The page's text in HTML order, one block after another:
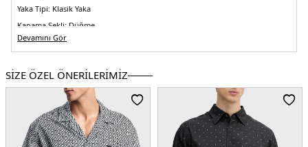
Yaka Tipi: Klasik Yaka
Kapama Şekli: Düğme
Kol Boyu:Uzun Kol
Menşei:Almanya
5DK1EM000099TE16993F9026.67
Devamını Gör
SİZE ÖZEL ÖNERİLERİMİZ